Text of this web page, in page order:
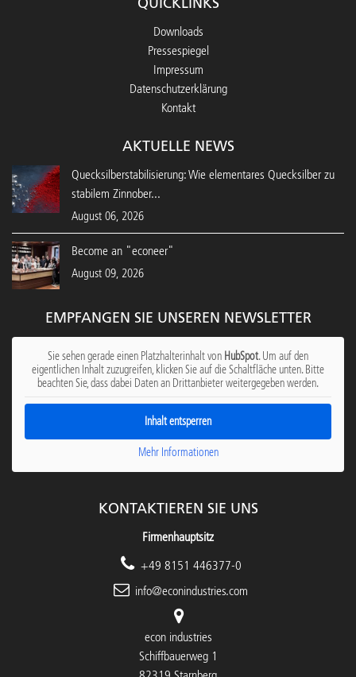
Downloads
Pressespiegel
Impressum
Datenschutzerklärung
Kontakt
AKTUELLE NEWS
Quecksilberstabilisierung: Wie elementares Quecksilber zu
stabilem Zinnober...
August 06, 2026
Become an "econeer"
August 09, 2026
EMPFANGEN SIE UNSEREN NEWSLETTER
Sie sehen gerade einen Platzhalterinhalt von HubSpot. Um auf den
eigentlichen Inhalt zuzugreifen, klicken Sie auf die Schaltfläche unten. Bitte
beachten Sie, dass dabei Daten an Drittanbieter weitergegeben werden.
Inhalt entsperren
Mehr Informationen
KONTAKTIEREN SIE UNS
Firmenhauptsitz
+49 8151 446377-0
info@econindustries.com
econ industries
Schiffbauerweg 1